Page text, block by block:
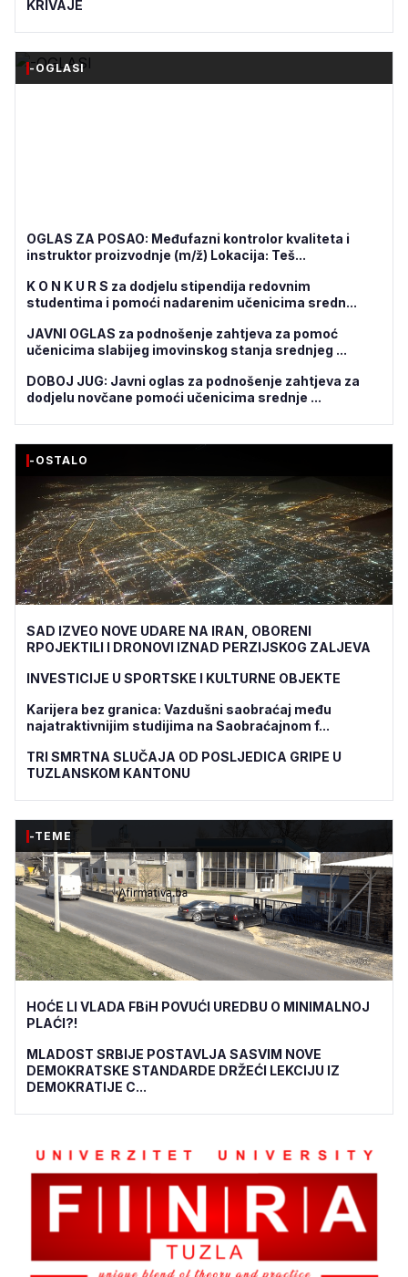
KRIVAJE
-OGLASI
OGLAS ZA POSAO: Međufazni kontrolor kvaliteta i
instruktor proizvodnje (m/ž) Lokacija: Teš...
K O N K U R S za dodjelu stipendija redovnim
studentima i pomoći nadarenim učenicima sredn...
JAVNI OGLAS za podnošenje zahtjeva za pomoć
učenicima slabijeg imovinskog stanja srednjeg ...
DOBOJ JUG: Javni oglas za podnošenje zahtjeva za
dodjelu novčane pomoći učenicima srednje ...
-OSTALO
SAD IZVEO NOVE UDARE NA IRAN, OBORENI
RPOJEKTILI I DRONOVI IZNAD PERZIJSKOG ZALJEVA
INVESTICIJE U SPORTSKE I KULTURNE OBJEKTE
Karijera bez granica: Vazdušni saobraćaj među
najatraktivnijim studijima na Saobraćajnom f...
TRI SMRTNA SLUČAJA OD POSLJEDICA GRIPE U
TUZLANSKOM KANTONU
-TEME
HOĆE LI VLADA FBiH POVUĆI UREDBU O MINIMALNOJ
PLAĆI?!
MLADOST SRBIJE POSTAVLJA SASVIM NOVE
DEMOKRATSKE STANDARDE DRŽEĆI LEKCIJU IZ
DEMOKRATIJE C...